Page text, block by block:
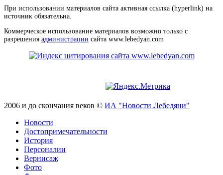
При использовании материалов сайта активная ссылка (hyperlink) на
источник обязательна.
Коммерческое использование материалов возможно только с
разрешения администрации сайта www.lebedyan.com
2006 и до скончания веков © ИА "Новости Лебедяни"
Новости
Достопримечательности
История
Персоналии
Вернисаж
Фото